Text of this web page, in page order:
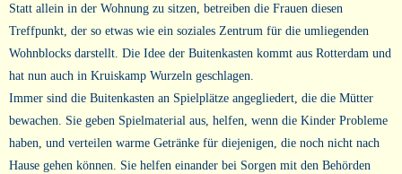
Statt allein in der Wohnung zu sitzen, betreiben die Frauen diesen
Treffpunkt, der so etwas wie ein soziales Zentrum für die umliegenden
Wohnblocks darstellt. Die Idee der Buitenkasten kommt aus Rotterdam und
hat nun auch in Kruiskamp Wurzeln geschlagen.
Immer sind die Buitenkasten an Spielplätze angegliedert, die die Mütter
bewachen. Sie geben Spielmaterial aus, helfen, wenn die Kinder Probleme
haben, und verteilen warme Getränke für diejenigen, die noch nicht nach
Hause gehen können. Sie helfen einander bei Sorgen mit den Behörden